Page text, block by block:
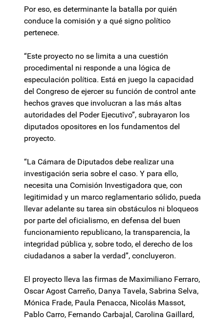
Por eso, es determinante la batalla por quién
conduce la comisión y a qué signo político
pertenece.
“Este proyecto no se limita a una cuestión
procedimental ni responde a una lógica de
especulación política. Está en juego la capacidad
del Congreso de ejercer su función de control ante
hechos graves que involucran a las más altas
autoridades del Poder Ejecutivo”, subrayaron los
diputados opositores en los fundamentos del
proyecto.
“La Cámara de Diputados debe realizar una
investigación seria sobre el caso. Y para ello,
necesita una Comisión Investigadora que, con
legitimidad y un marco reglamentario sólido, pueda
llevar adelante su tarea sin obstáculos ni bloqueos
por parte del oficialismo, en defensa del buen
funcionamiento republicano, la transparencia, la
integridad pública y, sobre todo, el derecho de los
ciudadanos a saber la verdad”, concluyeron.
El proyecto lleva las firmas de Maximiliano Ferraro,
Oscar Agost Carreño, Danya Tavela, Sabrina Selva,
Mónica Frade, Paula Penacca, Nicolás Massot,
Pablo Carro, Fernando Carbajal, Carolina Gaillard,